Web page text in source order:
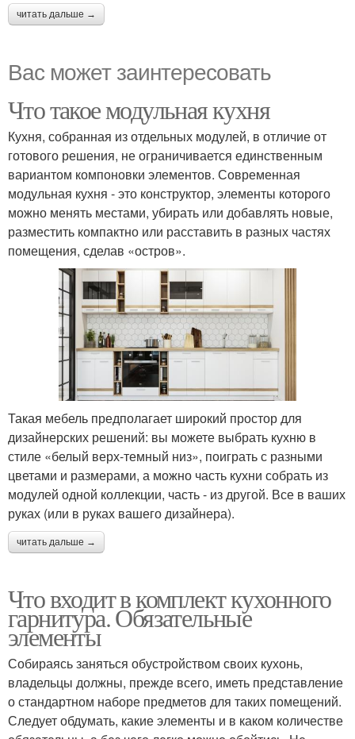
читать дальше →
Вас может заинтересовать
Что такое модульная кухня
Кухня, собранная из отдельных модулей, в отличие от
готового решения, не ограничивается единственным
вариантом компоновки элементов. Современная
модульная кухня - это конструктор, элементы которого
можно менять местами, убирать или добавлять новые,
разместить компактно или расставить в разных частях
помещения, сделав «остров».
Такая мебель предполагает широкий простор для
дизайнерских решений: вы можете выбрать кухню в
стиле «белый верх-темный низ», поиграть с разными
цветами и размерами, а можно часть кухни собрать из
модулей одной коллекции, часть - из другой. Все в ваших
руках (или в руках вашего дизайнера).
читать дальше →
Что входит в комплект кухонного
гарнитура. Обязательные
элементы
Собираясь заняться обустройством своих кухонь,
владельцы должны, прежде всего, иметь представление
о стандартном наборе предметов для таких помещений.
Следует обдумать, какие элементы и в каком количестве